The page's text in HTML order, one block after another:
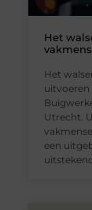
Het
Het
uitvoeren
Utrecht.
een